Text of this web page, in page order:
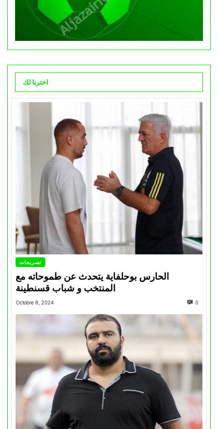
اخترنا لك
تصريحات
الحارس بوحلفاية يتحدث عن طموحاته مع
المنتخب و شباب قسنطينة
Octobre 8, 2024 0